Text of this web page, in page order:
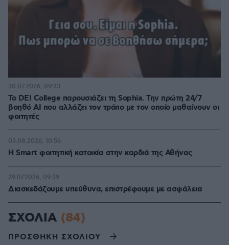
Το DEI College παρουσιάζει τη Sophia. Την πρώτη 24/7
βοηθό AI που αλλάζει τον τρόπο με τον οποίο μαθαίνουν οι
φοιτητές
30.07.2026, 09:33
Η Smart φοιτητική κατοικία στην καρδιά της Αθήνας
03.08.2026, 10:56
Διασκεδάζουμε υπεύθυνα, επιστρέφουμε με ασφάλεια
29.07.2026, 09:39
ΣΧΟΛΙΑ (84)
ΠΡΟΣΘΗΚΗ ΣΧΟΛΙΟΥ